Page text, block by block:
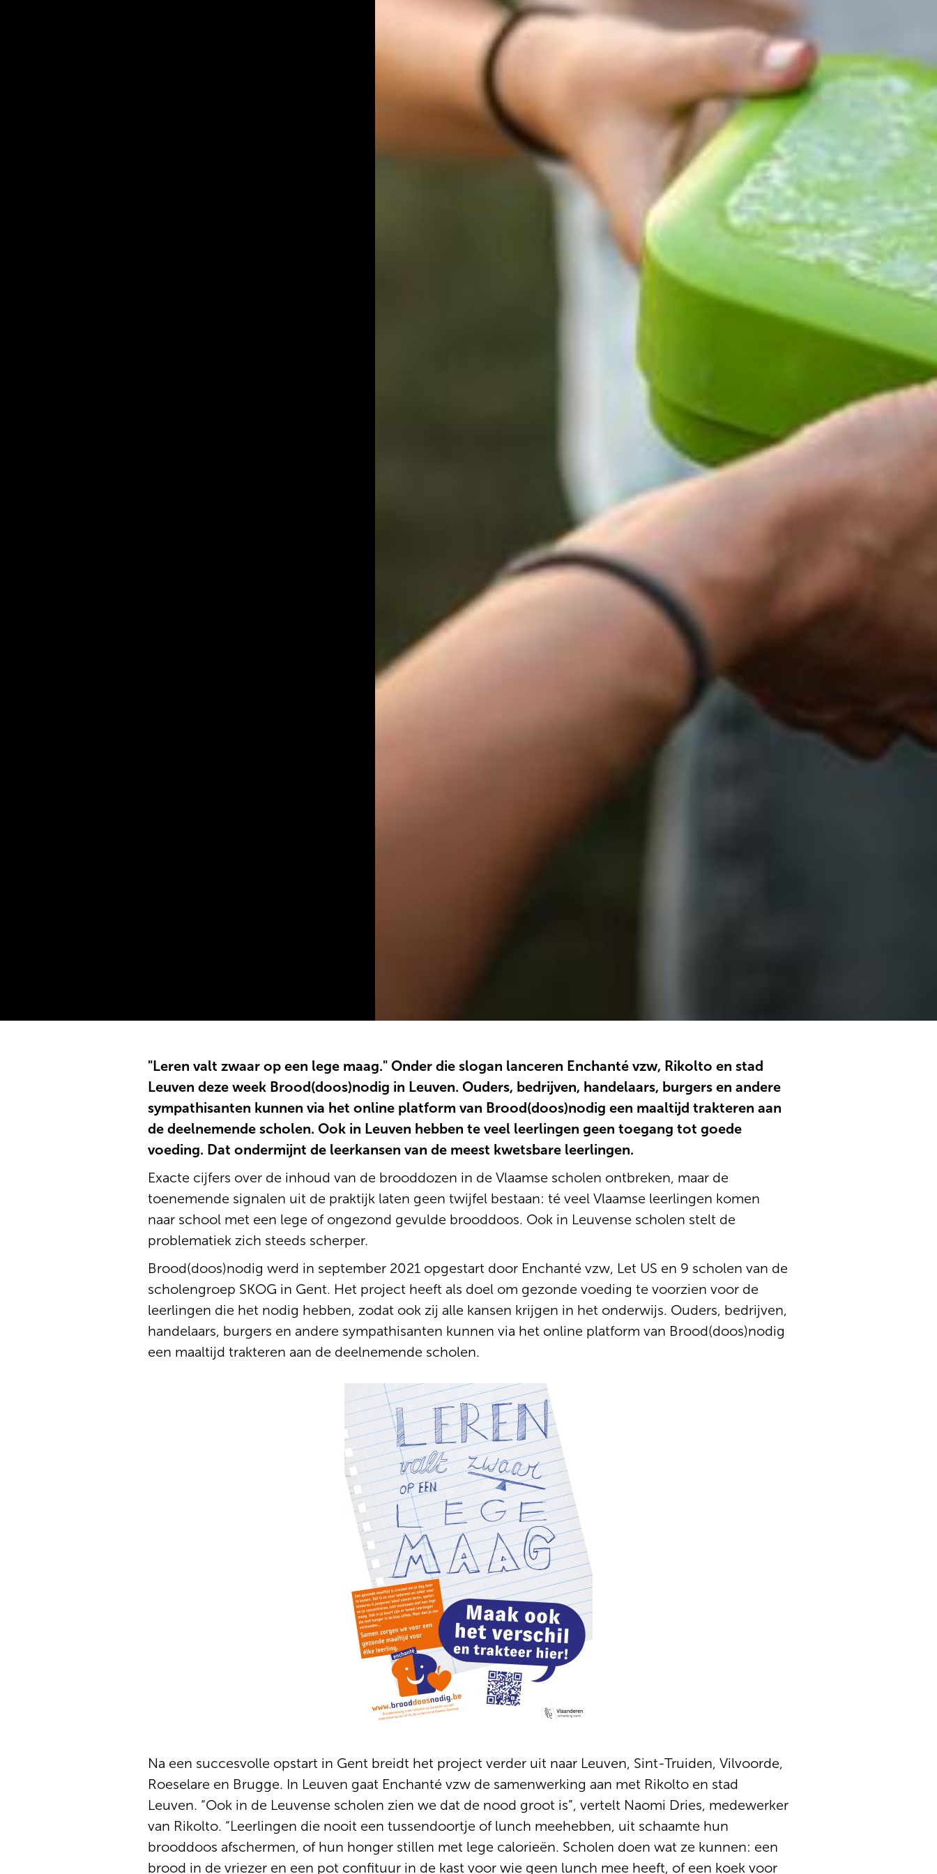
"Leren valt zwaar op een lege maag." Onder die slogan lanceren Enchanté vzw, Rikolto en stad
Leuven deze week Brood(doos)nodig in Leuven. Ouders, bedrijven, handelaars, burgers en andere
sympathisanten kunnen via het online platform van Brood(doos)nodig een maaltijd trakteren aan
de deelnemende scholen. Ook in Leuven hebben te veel leerlingen geen toegang tot goede
voeding. Dat ondermijnt de leerkansen van de meest kwetsbare leerlingen.
Exacte cijfers over de inhoud van de brooddozen in de Vlaamse scholen ontbreken, maar de
toenemende signalen uit de praktijk laten geen twijfel bestaan: té veel Vlaamse leerlingen komen
naar school met een lege of ongezond gevulde brooddoos. Ook in Leuvense scholen stelt de
problematiek zich steeds scherper.
Brood(doos)nodig werd in september 2021 opgestart door Enchanté vzw, Let US en 9 scholen van de
scholengroep SKOG in Gent. Het project heeft als doel om gezonde voeding te voorzien voor de
leerlingen die het nodig hebben, zodat ook zij alle kansen krijgen in het onderwijs. Ouders, bedrijven,
handelaars, burgers en andere sympathisanten kunnen via het online platform van Brood(doos)nodig
een maaltijd trakteren aan de deelnemende scholen.
Na een succesvolle opstart in Gent breidt het project verder uit naar Leuven, Sint-Truiden, Vilvoorde,
Roeselare en Brugge. In Leuven gaat Enchanté vzw de samenwerking aan met Rikolto en stad
Leuven. “Ook in de Leuvense scholen zien we dat de nood groot is”, vertelt Naomi Dries, medewerker
van Rikolto. “Leerlingen die nooit een tussendoortje of lunch meehebben, uit schaamte hun
brooddoos afschermen, of hun honger stillen met lege calorieën. Scholen doen wat ze kunnen: een
brood in de vriezer en een pot confituur in de kast voor wie geen lunch mee heeft, of een koek voor